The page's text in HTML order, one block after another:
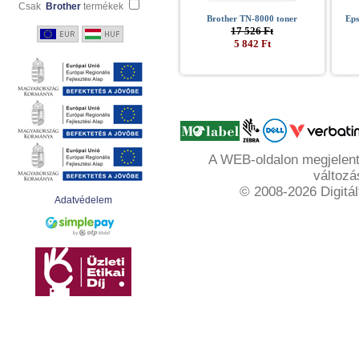
Csak Brother termékek
Adatvédelem
Brother TN-8000 toner
17 526 Ft
5 842 Ft
A WEB-oldalon
© 2008-2026